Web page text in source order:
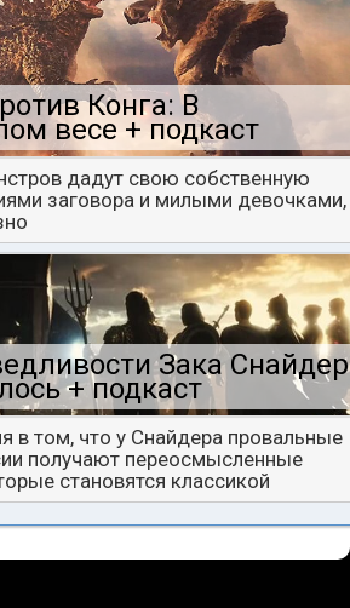
Конга: В
весе + подкаст
дадут свою собственную
заговора и милыми девочками,
Зака
+ подкаст
в том, что у Снайдера провальные
получают переосмысленные
становятся классикой